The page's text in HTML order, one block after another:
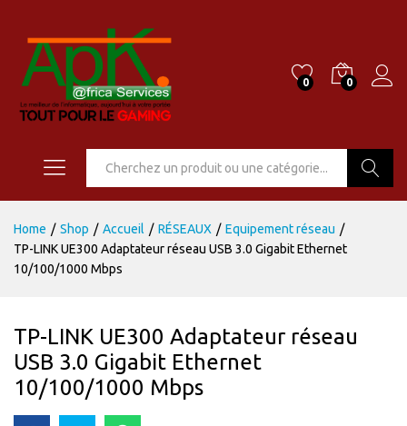
0 0
Home / Shop / Accueil / RÉSEAUX / Equipement réseau /
TP-LINK UE300 Adaptateur réseau USB 3.0 Gigabit Ethernet
10/100/1000 Mbps
TP-LINK UE300 Adaptateur réseau
USB 3.0 Gigabit Ethernet
10/100/1000 Mbps